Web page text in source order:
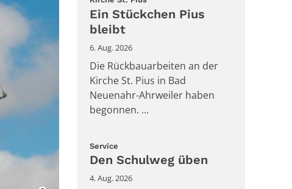
Ein Stückchen Pius
bleibt
6. Aug. 2026
Die Rückbauarbeiten an der
Kirche St. Pius in Bad
Neuenahr-Ahrweiler haben
begonnen. ...
Service
Den Schulweg üben
4. Aug. 2026